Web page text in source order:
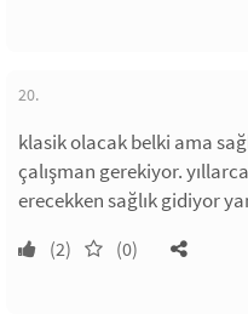
20.
klasik olacak belki ama
çalışman gerekiyor.
erecekken sağlık gidiyor
(2) (0)